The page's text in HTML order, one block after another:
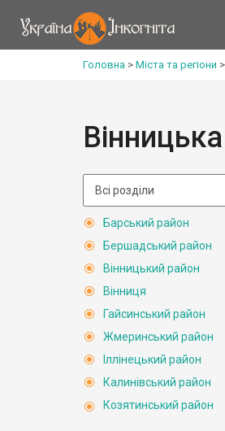
Головна > Міста та регіони >
Барський район
Бершадський район
Вінницький район
Вінниця
Гайсинський район
Жмеринський район
Іллінецький район
Калинівський район
Козятинський район